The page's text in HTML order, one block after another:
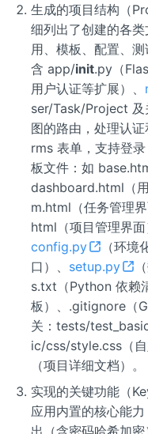
生成的项目结构（
细列出了创建的各
用、模板、配置、
含 app/init.py（
用户认证等扩展）、
ser/Task/Project 及
图的路由，处理认证
rms 表单，支持登
板文件：如
dashboard.html（
m.html（任务管理
html（项目管理界面
config.py
（环境
口）、 setup.py
s.txt（Python 依赖
板）、.gitignore（
关：tests/
ic/css/style.css（自
（项目详细文档）。
实现的关键功能（
应用内置的核心能
出（含密码哈希加